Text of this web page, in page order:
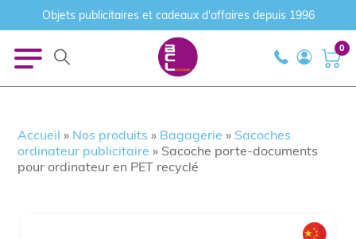
Objets publicitaires et cadeaux d'affaires depuis 1996
0
Accueil » Nos produits » Bagagerie » Sacoches
ordinateur publicitaire » Sacoche porte-documents
pour ordinateur en PET recyclé